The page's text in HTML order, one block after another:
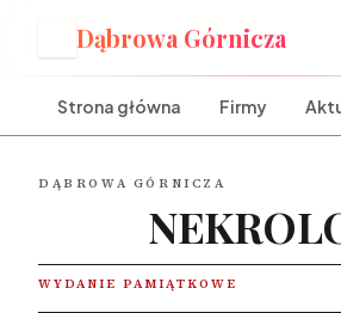
Dąbrowa Górnicza
Strona główna Firmy
DĄBROWA GÓRNICZA
WYDANIE PAMIĄTKOWE